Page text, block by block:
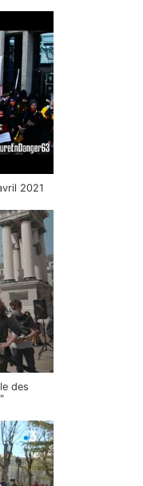
2021
des